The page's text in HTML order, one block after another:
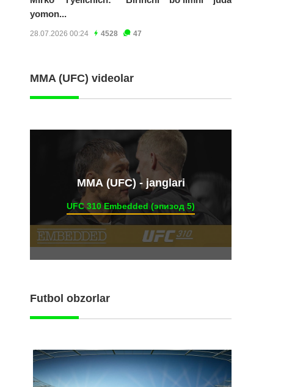
yomon...
28.07.2026 00:24 4528 47
MMA (UFC) videolar
ММА (UFC) - janglari
UFC 310 Embedded (эпизод 5)
Futbol obzorlar